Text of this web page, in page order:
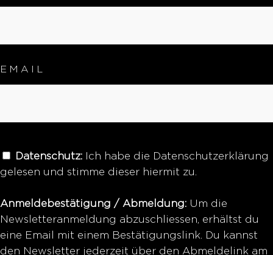
EMAIL
Datenschutz: Ich habe die Datenschutzerklärung
gelesen und stimme dieser hiermit zu.
Anmeldebestätigung / Abmeldung: Um die
Newsletteranmeldung abzuschliessen, erhältst du
eine Email mit einem Bestätigungslink. Du kannst
den Newsletter jederzeit über den Abmeldelink am